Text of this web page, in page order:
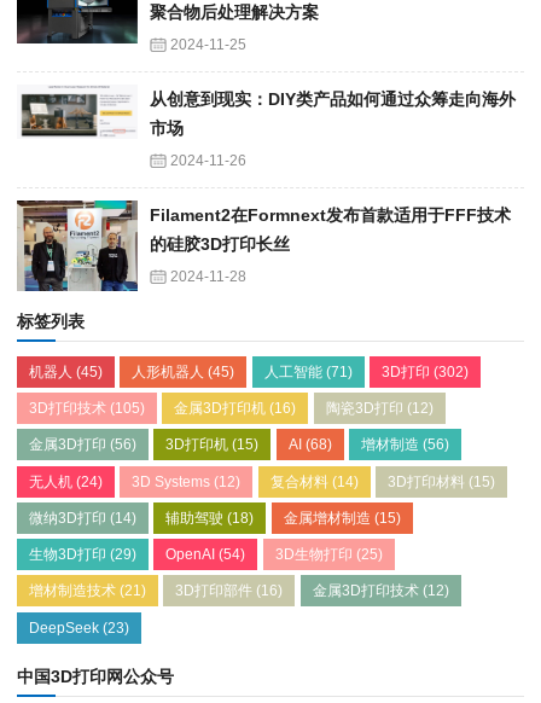
聚合物后处理解决方案
2024-11-25
从创意到现实：DIY类产品如何通过众筹走向海外
市场
2024-11-26
Filament2在Formnext发布首款适用于FFF技术
的硅胶3D打印长丝
2024-11-28
标签列表
机器人 (45) 人形机器人 (45) 人工智能(71) 3D打印 (302)
3D打印技术 (105) 金属3D打印机 (16) 陶瓷3D打印 (12)
金属3D打印 (56) 3D打印机 (15) AI (68) 增材制造 (56)
无人机 (24) 3D Systems (12) 复合材料(14) 3D打印材料 (15)
微纳3D打印 (14) 辅助驾驶 (18) 金属增材制造 (15)
生物3D打印 (29) OpenAI (54) 3D生物打印 (25)
增材制造技术 (21) 3D打印部件 (16) 金属3D打印技术(12)
DeepSeek (23)
中国3D打印网公众号